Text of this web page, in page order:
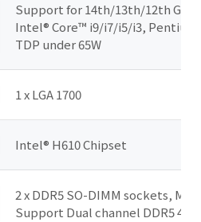
Support for 14th/13th/12th
Intel® Core™ i9/i7/i5/i3,
TDP under 65W
1 x LGA 1700
Intel® H610 Chipset
2 x DDR5 SO-DIMM sockets,
Support Dual channel DDR5